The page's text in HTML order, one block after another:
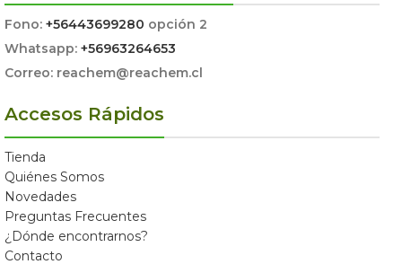
Fono: +56443699280 opción 2
Whatsapp: +56963264653
Correo: reachem@reachem.cl
Accesos Rápidos
Tienda
Quiénes Somos
Novedades
Preguntas Frecuentes
¿Dónde encontrarnos?
Contacto